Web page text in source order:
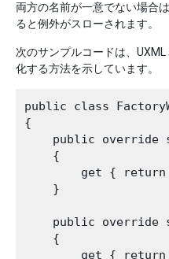
両方の名前が一意でない場合
ると例外がスローされます。
次のサンプルコードは、
化する方法を示しています。
public class
{
public override
    {
get {
    }
public override
    {
get {